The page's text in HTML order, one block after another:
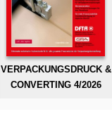
VERPACKUNGSDRUCK &
CONVERTING 4/2026